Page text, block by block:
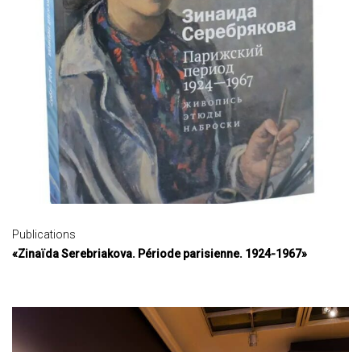
Publications
«Zinaïda Serebriakova. Période parisienne. 1924-1967»